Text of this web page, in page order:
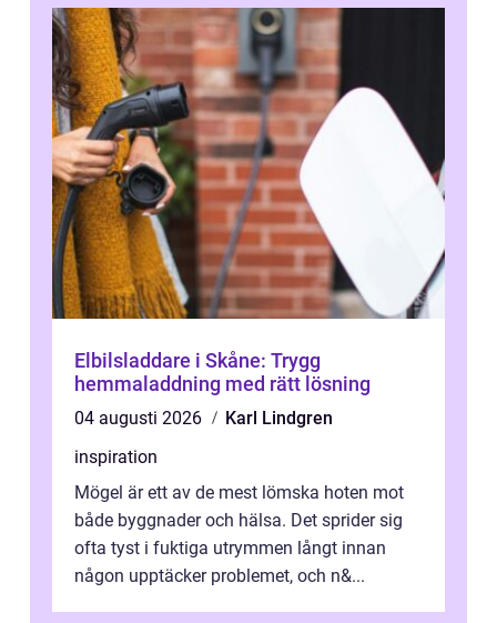
Elbilsladdare i Skåne: Trygg
hemmaladdning med rätt lösning
04 augusti 2026
Karl Lindgren
inspiration
Mögel är ett av de mest lömska hoten mot
både byggnader och hälsa. Det sprider sig
ofta tyst i fuktiga utrymmen långt innan
någon upptäcker problemet, och n&...